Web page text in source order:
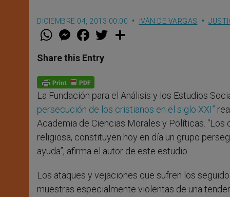
DICIEMBRE 04, 2013 00:00 IVÁN DE VARGAS
W
t
s
p
p
M
e
s
e
g
e
r
F
a
e
b
o
k
w
Share this Entry
La Fundación para el Análisis y los Estudios
persecución de los cristianos en el siglo XXI”
Academia de Ciencias Morales y Políticas.
religiosa, constituyen hoy en día un grupo
ayuda”, afirma el autor de este estudio.
Los ataques y vejaciones que sufren los
muestras especialmente violentas de una